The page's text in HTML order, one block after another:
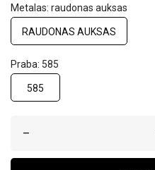
Metalas: raudonas auksas
RAUDONAS AUKSAS
Praba: 585
585
–